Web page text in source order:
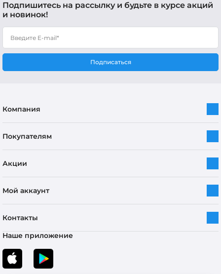
Подпишитесь на рассылку и будьте в курсе акций
и новинок!
Подписаться
Компания
Покупателям
Акции
Мой аккаунт
Контакты
Наше приложение